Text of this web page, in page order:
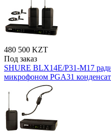
480 500 KZT
Под заказ
SHURE BLX14E/P31-M17
микрофоном PGA31